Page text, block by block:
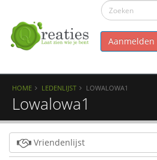
Aanmelden
HOME LEDENLIJST LOWALOWA1
Lowalowa1
Vriendenlijst